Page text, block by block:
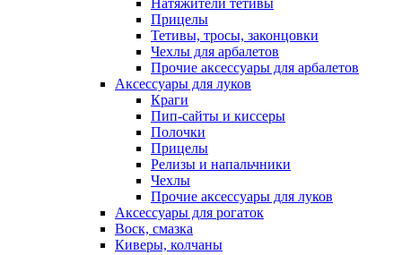
Прицелы
Тетивы, тросы, законцовки
Чехлы для арбалетов
Прочие аксессуары для арбалетов
Аксессуары для луков
Краги
Пип-сайты и киссеры
Полочки
Прицелы
Релизы и напальчники
Чехлы
Прочие аксессуары для луков
Аксессуары для рогаток
Воск, смазка
Киверы, колчаны